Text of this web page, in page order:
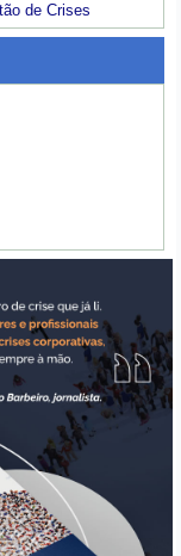
de Crises